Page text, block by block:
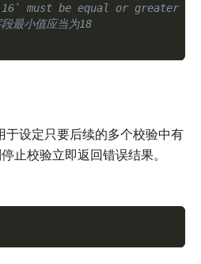
must be equal or greater
最小值应当为18
于设定只要后续的多个校验中有
止校验立即返回错误结果。